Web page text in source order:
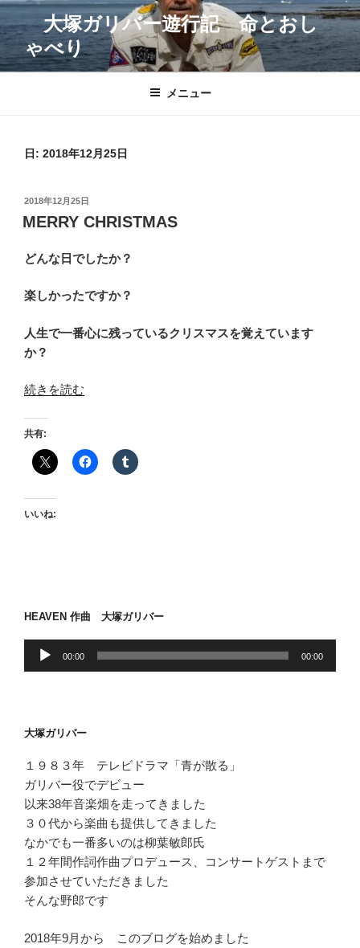
コ
ン
テ
ン
大塚ガリバー遊行記 命とおし
ゃべり
メニュー
日: 2018年12月25日
投
稿
日:
2018年12月25日
MERRY CHRISTMAS
どんな日でしたか？
楽しかったですか？
人生で一番心に残っているクリスマスを覚えています
か？
“MERRY
の
続きを読む
共有:
いいね:
HEAVEN 作曲 大塚ガリバー
ー
ー
00:00 00:00
大塚ガリバー
１９８３年 テレビドラマ「青が散る」
ガリバー役でデビュー
以来38年音楽畑を走ってきました
３０代から楽曲も提供してきました
なかでも一番多いのは柳葉敏郎氏
１２年間作詞作曲プロデュース、コンサートゲストまで
参加させていただきました
そんな野郎です
2018年9月から このブログを始めました